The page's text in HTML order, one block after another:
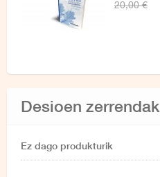
20,00 €
Desioen zerrendak
Ez dago produkturik